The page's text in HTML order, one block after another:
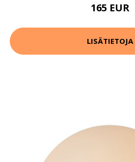
165 EUR
LISÄTIETOJA